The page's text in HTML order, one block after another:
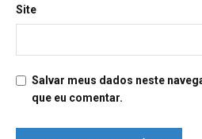
Site
Salvar meus dados neste
que eu comentar.